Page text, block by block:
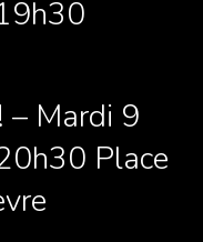
– Mardi 9
Place